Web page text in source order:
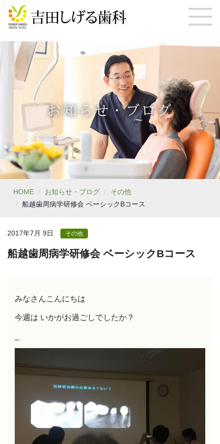
お知らせ・ブログ
HOME お知らせ・ブログ
その他
船越歯周病学研修会 ベーシックBコース
2017年7月 9日 その他
船越歯周病学研修会 ベーシックBコース
みなさんこんにちは
今週は いかがお過ごしでしたか？